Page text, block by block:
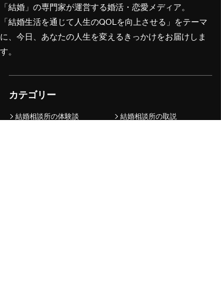
「結婚」の専門家が運営する婚活・恋愛メディア。
「結婚生活を通じて人生のQOLを向上させる」をテーマ
に、今日、あなたの人生を変えるきっかけをお届けしま
す。
カテゴリー
結婚相談所の体験談
結婚相談所の取説